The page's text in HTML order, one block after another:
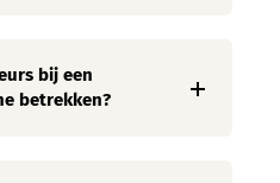
bij een
betrekken?